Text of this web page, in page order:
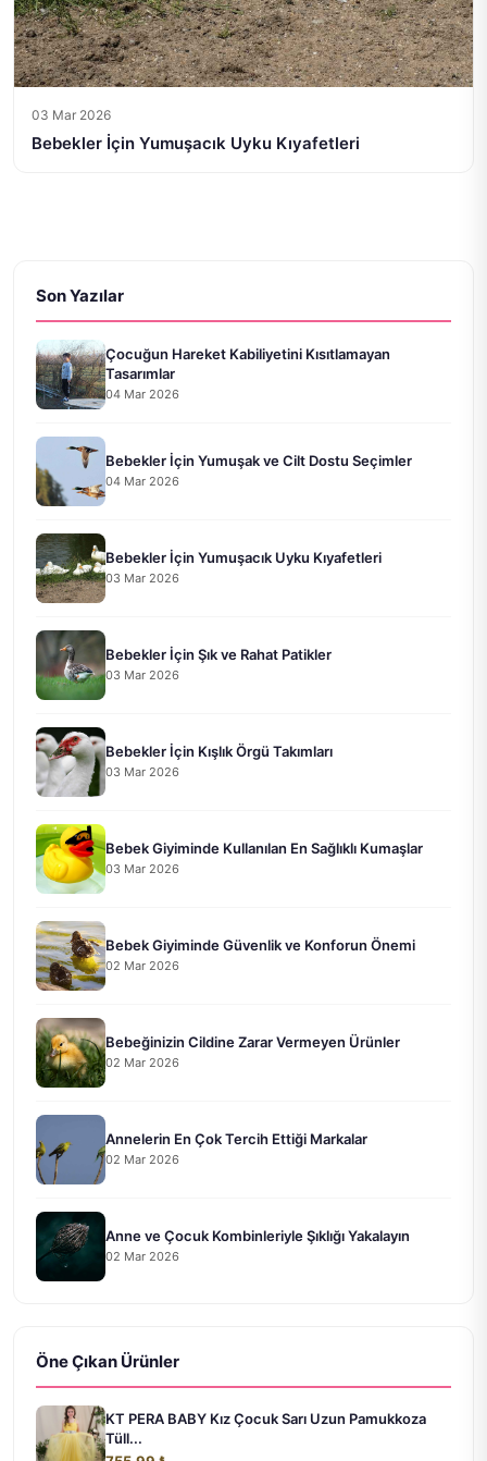
03 Mar 2026
Bebekler İçin Yumuşacık Uyku Kıyafetleri
Son Yazılar
Çocuğun Hareket Kabiliyetini Kısıtlamayan
Tasarımlar
04 Mar 2026
Bebekler İçin Yumuşak ve Cilt Dostu Seçimler
04 Mar 2026
Bebekler İçin Yumuşacık Uyku Kıyafetleri
03 Mar 2026
Bebekler İçin Şık ve Rahat Patikler
03 Mar 2026
Bebekler İçin Kışlık Örgü Takımları
03 Mar 2026
Bebek Giyiminde Kullanılan En Sağlıklı Kumaşlar
03 Mar 2026
Bebek Giyiminde Güvenlik ve Konforun Önemi
02 Mar 2026
Bebeğinizin Cildine Zarar Vermeyen Ürünler
02 Mar 2026
Annelerin En Çok Tercih Ettiği Markalar
02 Mar 2026
Anne ve Çocuk Kombinleriyle Şıklığı Yakalayın
02 Mar 2026
Öne Çıkan Ürünler
KT PERA BABY Kız Çocuk Sarı Uzun Pamukkoza
Tüll...